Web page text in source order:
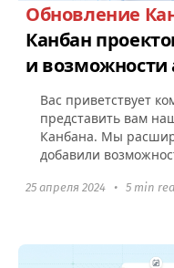
Обновление
Канбан
и
Вас приветствует
представить вам
Канбана. Мы
добавили
25 апреля 2024 • 5 min